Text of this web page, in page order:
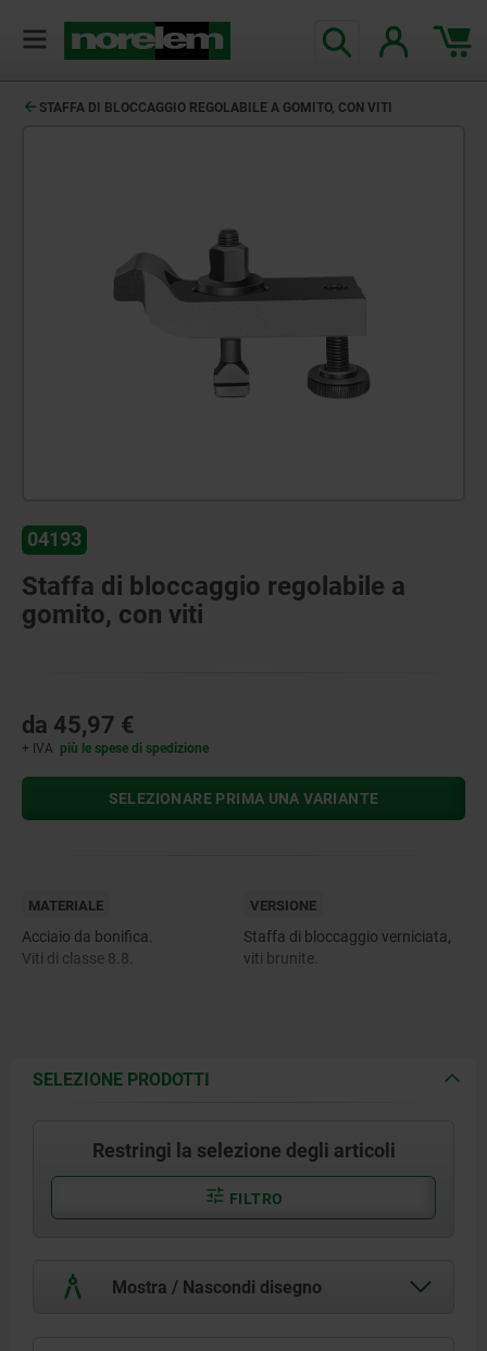
STAFFA DI BLOCCAGGIO REGOLABILE A GOMITO, CON VITI
04193
Staffa di bloccaggio regolabile a
gomito, con viti
da 45,97 €
+ IVA più le spese di spedizione
SELEZIONARE PRIMA UNA VARIANTE
MATERIALE
Acciaio da bonifica.
Viti di classe 8.8.
VERSIONE
Staffa di bloccaggio verniciata,
viti brunite.
SELEZIONE PRODOTTI
Restringi la selezione degli articoli
FILTRO
Mostra / Nascondi disegno